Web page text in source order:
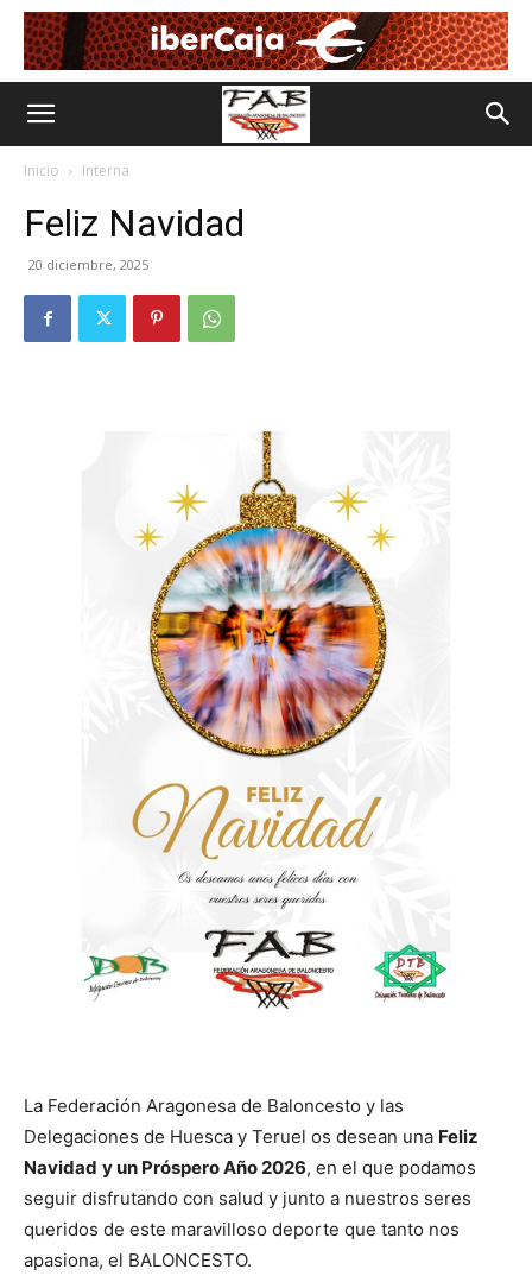
Inicio Interna
Feliz Navidad
20 diciembre, 2025
La Federación Aragonesa de Baloncesto y las
Delegaciones de Huesca y Teruel os desean una Feliz
Navidad y un Próspero Año 2026, en el que podamos
seguir disfrutando con salud y junto a nuestros seres
queridos de este maravilloso deporte que tanto nos
apasiona, el BALONCESTO.